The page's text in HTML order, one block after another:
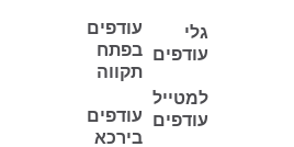
גלי
עודפים
למטייל
עודפים
עודפים
בפתח
תקווה
עודפים
בירכא